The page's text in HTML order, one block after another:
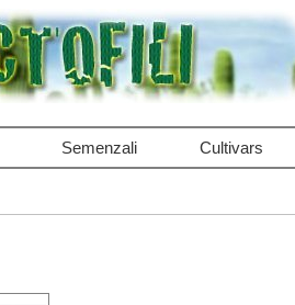
Semenzali Cultivars